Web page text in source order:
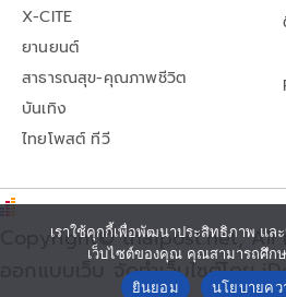
X-CITE
ยานยนต์
สาธารณสุข-คุณภาพชีวิต
บันเทิง
ไทยโพสต์ ทีวี
Copyright© thaipost.net, All
ออกแบบเว็บ จัดทำเว็บไซต์โดย
เราใช้คุกกี้เพื่อพัฒนาประสิทธิภาพ แล
เว็บไซต์ของคุณ คุณสามารถศึก
ยินยอม
นโยบายคว